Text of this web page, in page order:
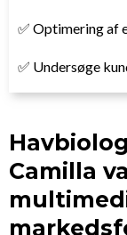
✅ Optimering af
✅ Undersøge
Camilla